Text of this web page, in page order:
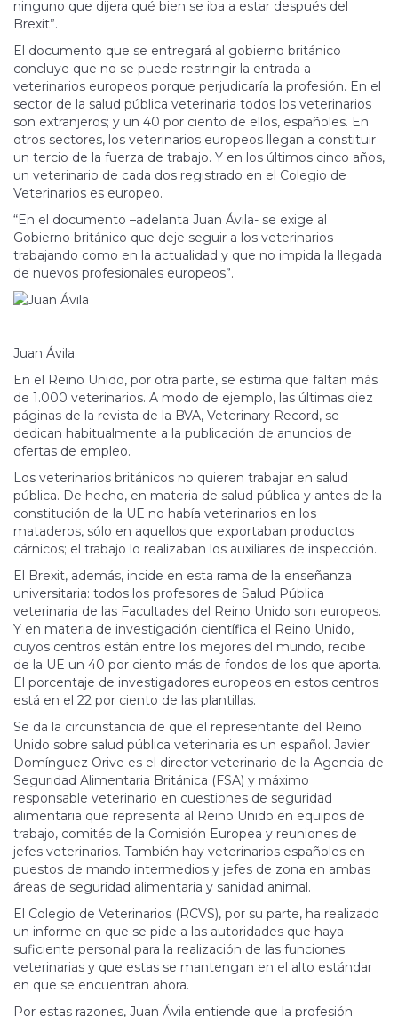
ninguno que dijera qué bien se iba a estar después del
Brexit”.
El documento que se entregará al gobierno británico
concluye que no se puede restringir la entrada a
veterinarios europeos porque perjudicaría la profesión. En el
sector de la salud pública veterinaria todos los veterinarios
son extranjeros; y un 40 por ciento de ellos, españoles. En
otros sectores, los veterinarios europeos llegan a constituir
un tercio de la fuerza de trabajo. Y en los últimos cinco años,
un veterinario de cada dos registrado en el Colegio de
Veterinarios es europeo.
“En el documento –adelanta Juan Ávila- se exige al
Gobierno británico que deje seguir a los veterinarios
trabajando como en la actualidad y que no impida la llegada
de nuevos profesionales europeos”.
Juan Ávila.
En el Reino Unido, por otra parte, se estima que faltan más
de 1.000 veterinarios. A modo de ejemplo, las últimas diez
páginas de la revista de la BVA, Veterinary Record, se
dedican habitualmente a la publicación de anuncios de
ofertas de empleo.
Los veterinarios británicos no quieren trabajar en salud
pública. De hecho, en materia de salud pública y antes de la
constitución de la UE no había veterinarios en los
mataderos, sólo en aquellos que exportaban productos
cárnicos; el trabajo lo realizaban los auxiliares de inspección.
El Brexit, además, incide en esta rama de la enseñanza
universitaria: todos los profesores de Salud Pública
veterinaria de las Facultades del Reino Unido son europeos.
Y en materia de investigación científica el Reino Unido,
cuyos centros están entre los mejores del mundo, recibe
de la UE un 40 por ciento más de fondos de los que aporta.
El porcentaje de investigadores europeos en estos centros
está en el 22 por ciento de las plantillas.
Se da la circunstancia de que el representante del Reino
Unido sobre salud pública veterinaria es un español. Javier
Domínguez Orive es el director veterinario de la Agencia de
Seguridad Alimentaria Británica (FSA) y máximo
responsable veterinario en cuestiones de seguridad
alimentaria que representa al Reino Unido en equipos de
trabajo, comités de la Comisión Europea y reuniones de
jefes veterinarios. También hay veterinarios españoles en
puestos de mando intermedios y jefes de zona en ambas
áreas de seguridad alimentaria y sanidad animal.
El Colegio de Veterinarios (RCVS), por su parte, ha realizado
un informe en que se pide a las autoridades que haya
suficiente personal para la realización de las funciones
veterinarias y que estas se mantengan en el alto estándar
en que se encuentran ahora.
Por estas razones, Juan Ávila entiende que la profesión